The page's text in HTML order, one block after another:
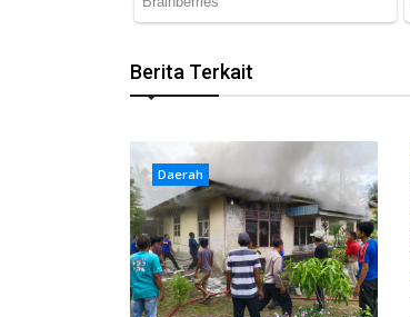
Berita Terkait
Daerah